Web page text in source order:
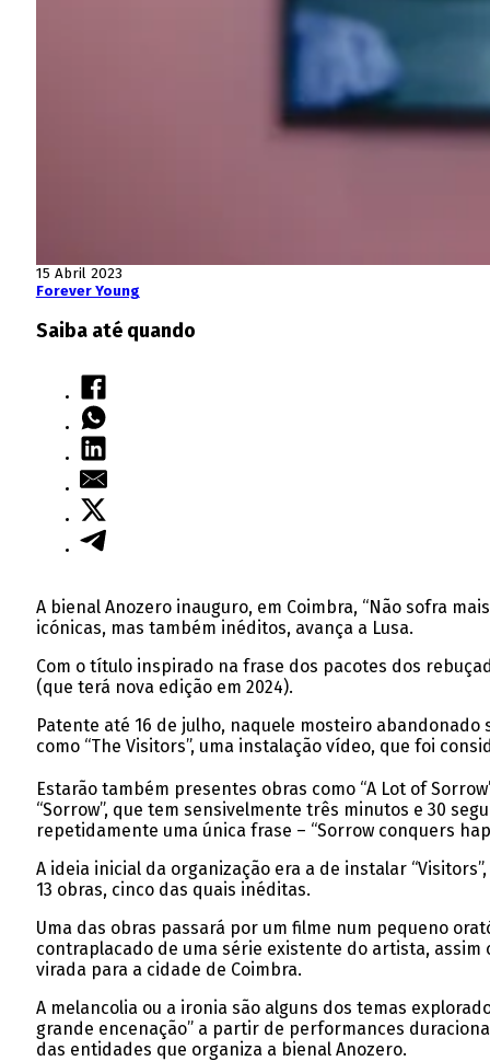
15 Abril 2023
Forever Young
Saiba até quando
A bienal Anozero inauguro, em Coimbra, “Não sofra
icónicas, mas também inéditos, avança a Lusa.
Com o título inspirado na frase dos pacotes dos
(que terá nova edição em 2024).
Patente até 16 de julho, naquele mosteiro
como “The Visitors”, uma instalação vídeo, que foi
Estarão também presentes obras como “A Lot of
“Sorrow”, que tem sensivelmente três minutos e 30
repetidamente uma única frase – “Sorrow conquers
A ideia inicial da organização era a de instalar
13 obras, cinco das quais inéditas.
Uma das obras passará por um filme num pequeno
contraplacado de uma série existente do artista, assim
virada para a cidade de Coimbra.
A melancolia ou a ironia são alguns dos temas
grande encenação” a partir de performances
das entidades que organiza a bienal Anozero.